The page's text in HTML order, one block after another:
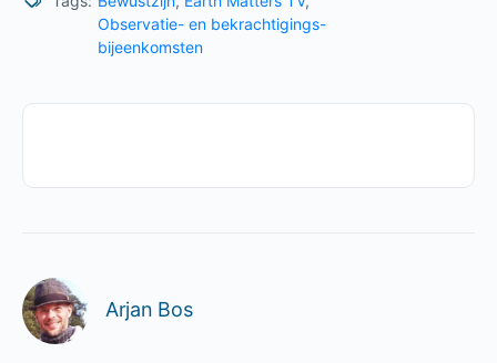
Observatie- en bekrachtigings-
bijeenkomsten
Arjan Bos